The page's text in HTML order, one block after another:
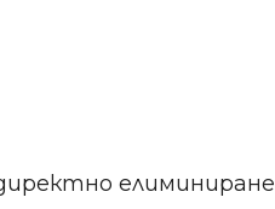
елиминиране